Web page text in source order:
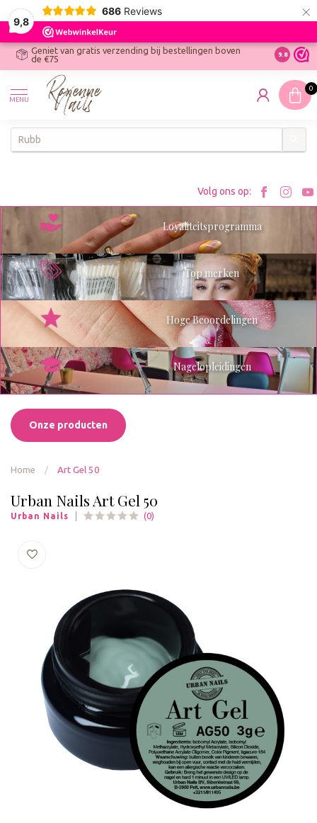
9,8
686 Reviews ×
Geniet van gratis verzending bij bestellingen boven
de €75
Ontdek
9.8
MENU
0
Volg ons op:
Bezoek
Loyaliteitsprogramma
Top merken
Hoge Beoordelingen
Nagelopleidingen
Onze producten
Home / Art Gel 50
Urban Nails Art Gel 50
Urban Nails (0)